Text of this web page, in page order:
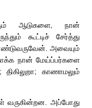
ஆடுகளை, நான்
கூட்டிச் சேர்த்து
அவையும்
நான் மேய்ப்பர்களை
காணாமலும்
வருகின்றன. அப்போது